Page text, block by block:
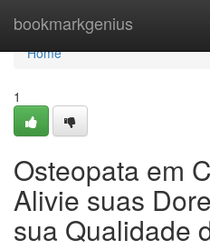
bookmarkgenius
Home
Home
1
Osteopata em
Alivie suas
sua Qualidade